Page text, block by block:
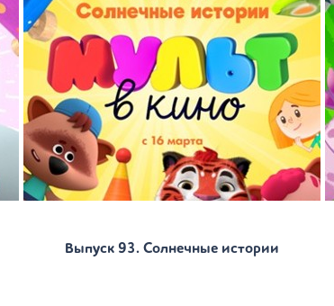
Выпуск 93. Солнечные истории